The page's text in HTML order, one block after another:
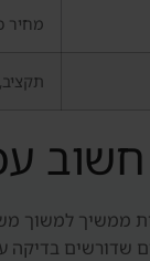
מחיר
ממשיך למשוך